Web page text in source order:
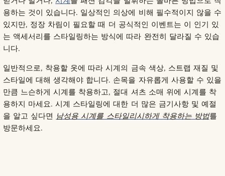
용하는 것이 있습니다. 일상적인 의상에 비해 필수적이지 않을 수
있지만, 정장 차림이 필요할 때 더 공식적인 이벤트는 이 인기 있
는 액세서리를 스타일링하는 방식에 따라 완전히 달라질 수 있습
니다.
일반적으로, 착용할 옷에 따라 시계의 금속 색상, 스트랩 재질 및
스타일에 대해 생각해야 합니다. 손목을 자유롭게 사용할 수 있을
만큼 느슨하게 시계를 착용하고, 절대 셔츠 소매 위에 시계를 착
용하지 마세요. 시계 스타일링에 대한 더 많은 금기사항 및 예절
을 알고 싶다면 남성용 시계를 스타일리시하게 착용하는 방법를
방문하세요.